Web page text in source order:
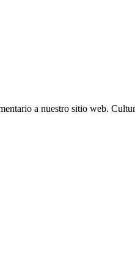
a nuestro sitio web.